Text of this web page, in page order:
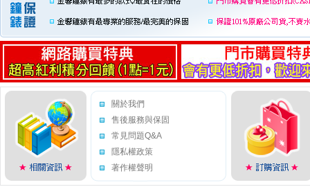
關於我們
售後服務與保固
常見問題Q&A
隱私權政策
著作權聲明